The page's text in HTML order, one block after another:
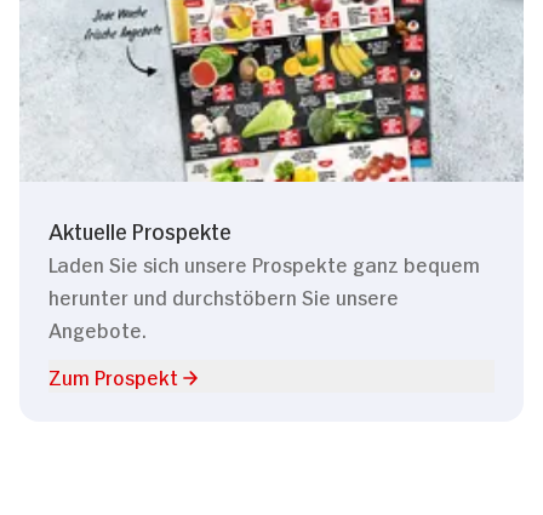
Aktuelle Prospekte
Laden Sie sich unsere Prospekte ganz bequem
herunter und durchstöbern Sie unsere
Angebote.
Zum Prospekt